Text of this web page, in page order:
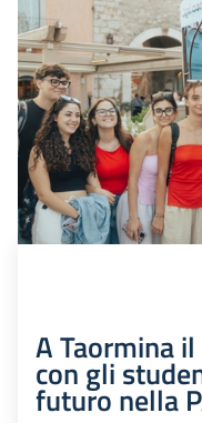
A Taormina
con gli
futuro nella